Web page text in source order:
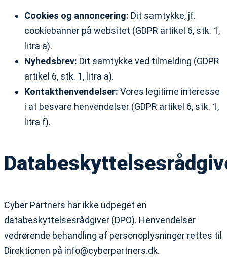
Cookies og annoncering: Dit samtykke, jf.
cookiebanner på websitet (GDPR artikel 6, stk. 1,
litra a).
Nyhedsbrev: Dit samtykke ved tilmelding (GDPR
artikel 6, stk. 1, litra a).
Kontakthenvendelser: Vores legitime interesse
i at besvare henvendelser (GDPR artikel 6, stk. 1,
litra f).
Cyber Partners har ikke udpeget en
databeskyttelsesrådgiver (DPO). Henvendelser
vedrørende behandling af personoplysninger rettes til
Direktionen på info@cyberpartners.dk.